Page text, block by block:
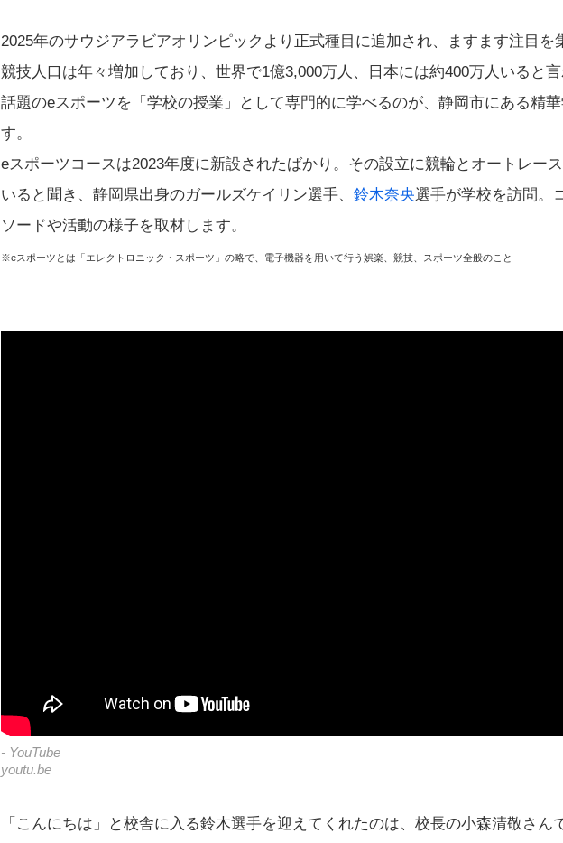
2025年のサウジアラビアオリンピックより正式種目に追加され、ますます注目を
競技人口は年々増加しており、世界で1億3,000万人、日本には約400万人いると
話題のeスポーツを「学校の授業」として専門的に学べるのが、静岡市にある精
す。
eスポーツコースは2023年度に新設されたばかり。その設立に競輪とオートレー
いると聞き、静岡県出身のガールズケイリン選手、 鈴木奈央選手が学校を訪問。
ソードや活動の様子を取材します。
※eスポーツとは「エレクトロニック・スポーツ」の略で、電子機器を用いて行う娯楽、競技、スポーツ全般のこと
- YouTube
youtu.be
「こんにちは」と校舎に入る鈴木選手を迎えてくれたのは、校長の小森清敬さん